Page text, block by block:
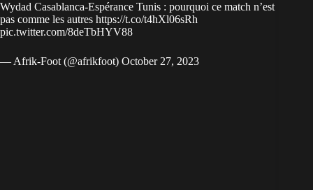
Wydad Casablanca-Espérance Tunis : pourquoi ce match n’est
pas comme les autres https://t.co/t4hXl06sRh
pic.twitter.com/8deTbHYV88
— Afrik-Foot (@afrikfoot) October 27, 2023